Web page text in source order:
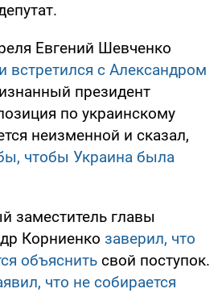
Евгений Шевченко
с Александром
президент
по украинскому
неизменной и сказал,
чтобы Украина была
заместитель главы
Корниенко заверил, что
объяснить свой поступок.
что не собирается